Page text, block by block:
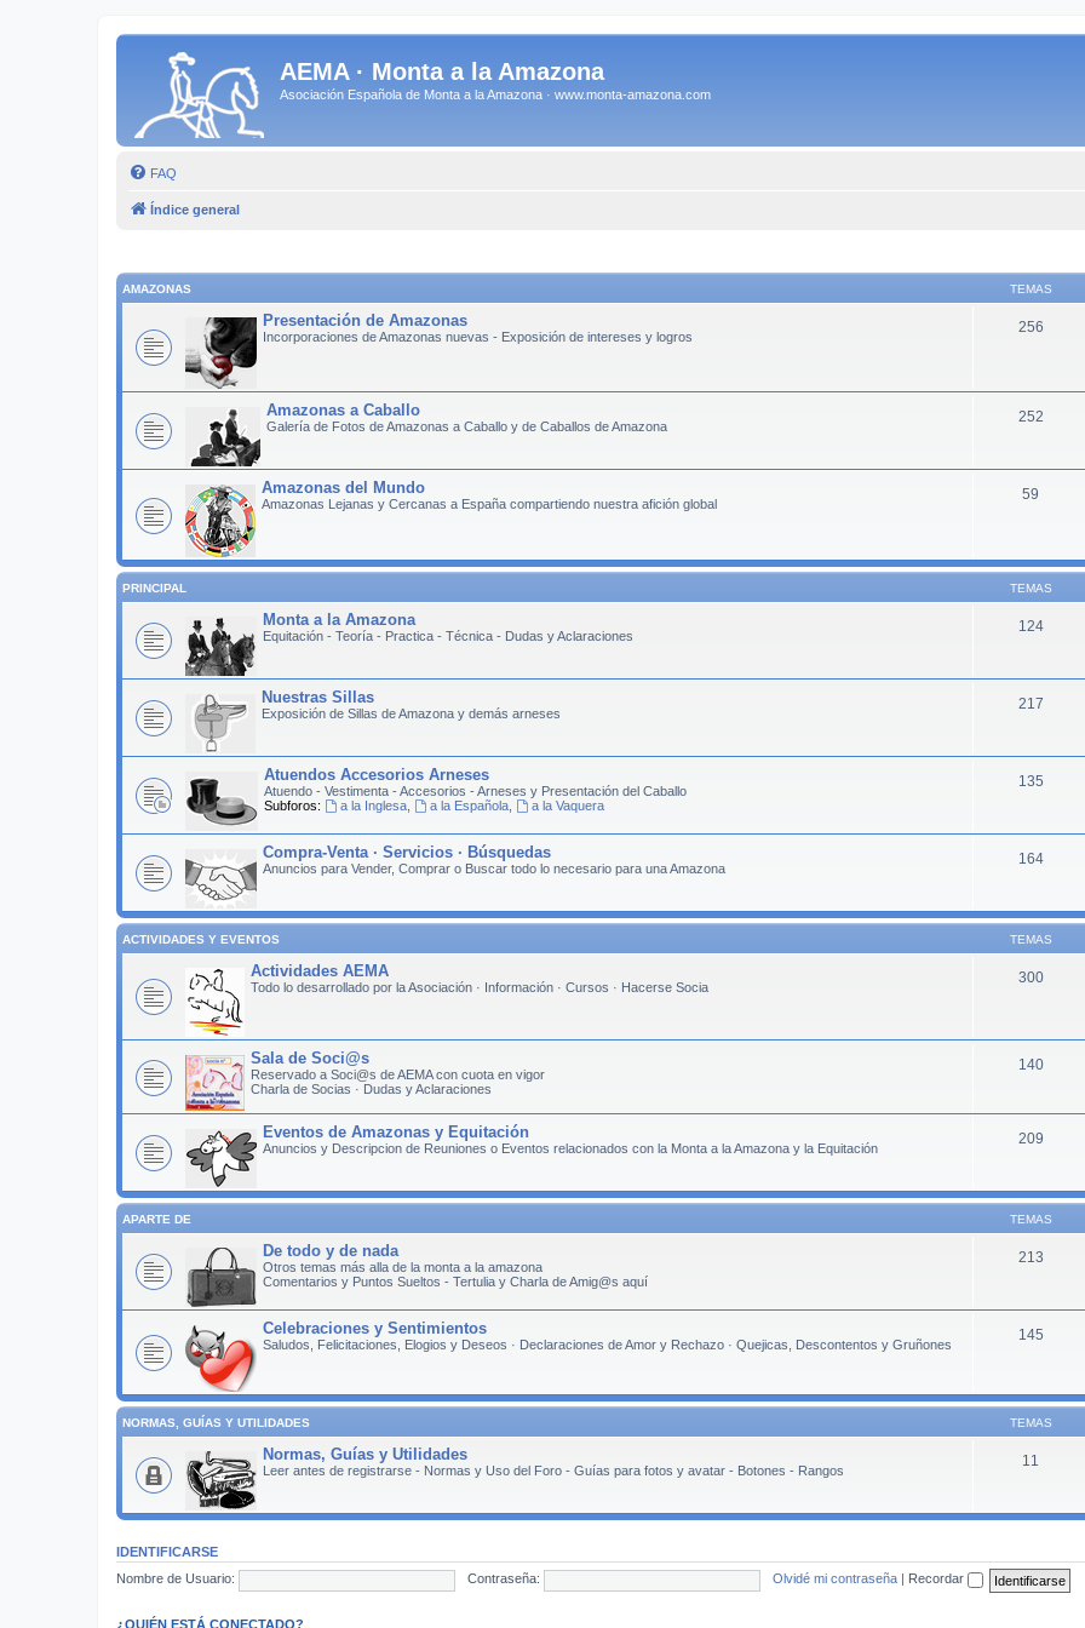
AEMA · Monta a la Amazona
Asociación Española de Monta a la Amazona · www.monta-amazona.com
FAQ
Índice general
AMAZONAS TEMAS
Presentación de Amazonas
Incorporaciones de Amazonas nuevas - Exposición de intereses y logros
256
Amazonas a Caballo
Galería de Fotos de Amazonas a Caballo y de Caballos de Amazona
252
Amazonas del Mundo
Amazonas Lejanas y Cercanas a España compartiendo nuestra afición global
59
PRINCIPAL TEMAS
Monta a la Amazona
Equitación - Teoría - Practica - Técnica - Dudas y Aclaraciones
124
Nuestras Sillas
Exposición de Sillas de Amazona y demás arneses
217
Atuendos Accesorios Arneses
Atuendo - Vestimenta - Accesorios - Arneses y Presentación del Caballo
Subforos:
a la Inglesa, a la Española, a la Vaquera
135
Compra-Venta · Servicios · Búsquedas
Anuncios para Vender, Comprar o Buscar todo lo necesario para una Amazona
164
ACTIVIDADES Y EVENTOS TEMAS
Actividades AEMA
Todo lo desarrollado por la Asociación · Información · Cursos · Hacerse Socia
300
Sala de Soci@s
Reservado a Soci@s de AEMA con cuota en vigor
Charla de Socias · Dudas y Aclaraciones
140
Eventos de Amazonas y Equitación
Anuncios y Descripcion de Reuniones o Eventos relacionados con la Monta a la Amazona y la Equitación
209
APARTE DE TEMAS
De todo y de nada
Otros temas más alla de la monta a la amazona
Comentarios y Puntos Sueltos - Tertulia y Charla de Amig@s aquí
213
Celebraciones y Sentimientos
Saludos, Felicitaciones, Elogios y Deseos · Declaraciones de Amor y Rechazo · Quejicas, Descontentos y Gruñones
145
NORMAS, GUÍAS Y UTILIDADES TEMAS
Normas, Guías y Utilidades
Leer antes de registrarse - Normas y Uso del Foro - Guías para fotos y avatar - Botones - Rangos
11
IDENTIFICARSE
Nombre de Usuario:
Contraseña: Olvidé mi contraseña Recordar
¿QUIÉN ESTÁ CONECTADO?